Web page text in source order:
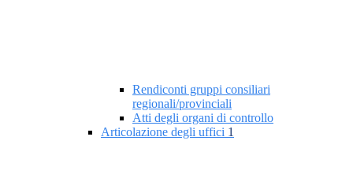
Rendiconti gruppi consiliari
regionali/provinciali
Atti degli organi di controllo
Articolazione degli uffici 1